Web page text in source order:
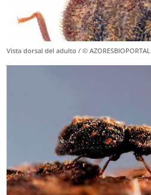
Vista dorsal del adulto / © AZORESBIOPORTAL